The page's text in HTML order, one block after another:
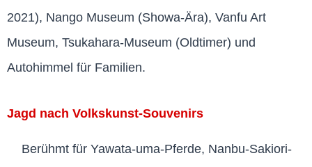
2021), Nango Museum (Showa-Ära), Vanfu Art
Museum, Tsukahara-Museum (Oldtimer) und
Autohimmel für Familien.
Jagd nach Volkskunst-Souvenirs
Berühmt für Yawata-uma-Pferde, Nanbu-Sakiori-